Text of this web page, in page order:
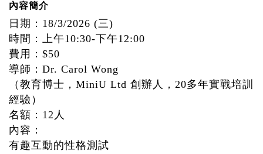
內容簡介
日期：18/3/2026 (三)
時間：上午10:30-下午12:00
費用：$50
導師：Dr. Carol Wong
（教育博士，MiniU Ltd 創辦人，20多年實戰培訓
經驗）
名額：12人
內容：
有趣互動的性格測試